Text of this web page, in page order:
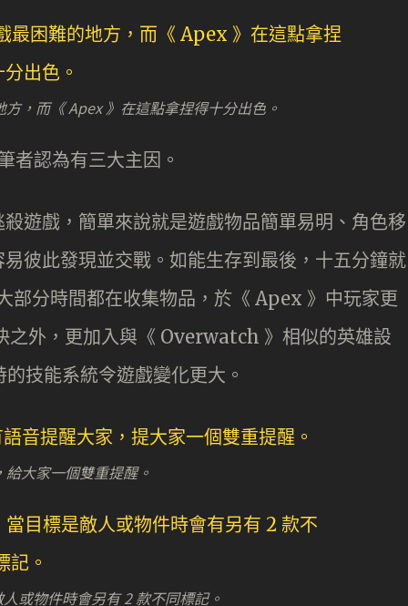
，而《 Apex 》在這點拿捏得十分出色。
認為有三大主因。
遊戲，簡單來說就是遊戲物品簡單易明、角色移
彼此發現並交戰。如能生存到最後，十五分鐘就
部分時間都在收集物品，於《 Apex 》中玩家更
之外，更加入與《 Overwatch 》相似的英雄設
技能系統令遊戲變化更大。
大家一個雙重提醒。
或物件時會另有 2 款不同標記。